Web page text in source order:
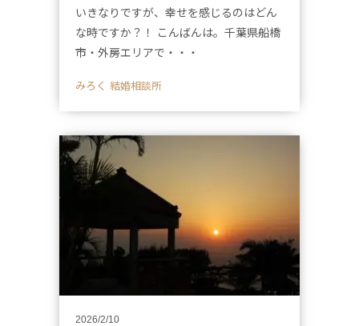
いきなりですが、幸せを感じるのはどん
な時ですか？！ こんばんは。千葉県船橋
市・外房エリアで・・・
みろく 結婚相談所
2026/2/10